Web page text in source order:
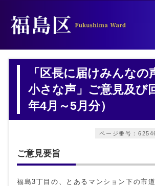
「区長に届けみんなの
小さな声」ご意見及び
年4月～5月分）
ページ番号：
ご意見要旨
福島3丁目の、とあるマンション下の市